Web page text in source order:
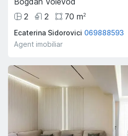
2
2 70 m2
Ecaterina Sidorovici 069888593
Agent imobiliar